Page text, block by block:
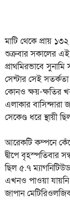
মাটি থেকে প্রায়
শুক্রবার সকালের
প্রাথমিরভাবে
সেন্টার সেই
কোনও ক্ষয়-ক্ষতির
এলাকার বাসিন্দারা
সেকেণ্ড ধরে স্থায়ী
আরেকটি কম্পনে
দ্বীপে বৃহস্পতিবার
ছিল ৫.৭
এখনও পাওয়া
জাপান